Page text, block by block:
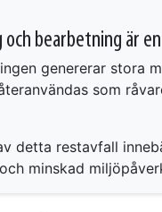
bearbetning är
genererar stora
som
detta restavfall
minskad